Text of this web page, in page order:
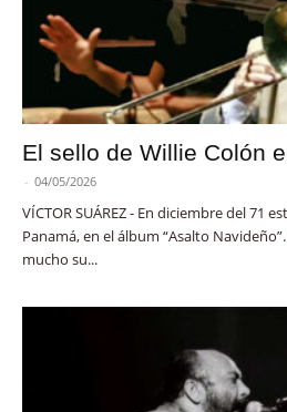
El sello de Willie Colón
- 04/05/2026
VÍCTOR SUÁREZ - En diciembre del 71
Panamá, en el álbum “Asalto
mucho su...